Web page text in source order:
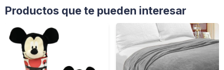
Productos que te pueden interesar